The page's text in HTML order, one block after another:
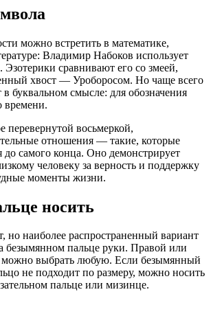
можно встретить в математике,
Владимир Набоков использует
Эзотерики сравнивают его со змеей,
хвост — Уроборосом. Но чаще всего
буквальном смысле: для обозначения
времени.
перевернутой восьмеркой,
отношения — такие, которые
до самого конца. Оно демонстрирует
человеку за верность и поддержку
моменты жизни.
носить
но наиболее распространенный вариант
безымянном пальце руки. Правой или
выбрать любую. Если безымянный
не подходит по размеру, можно носить
пальце или мизинце.